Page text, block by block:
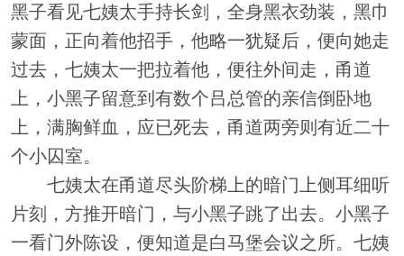
黑子看见七姨太手持长剑，全身黑衣劲装，黑巾
蒙面，正向着他招手，他略一犹疑后，便向她走
过去，七姨太一把拉着他，便往外间走，甬道
上，小黑子留意到有数个吕总管的亲信倒卧地
上，满胸鲜血，应已死去，甬道两旁则有近二十
个小囚室。
七姨太在甬道尽头阶梯上的暗门上侧耳细听
片刻，方推开暗门，与小黑子跳了出去。小黑子
一看门外陈设，便知道是白马堡会议之所。七姨